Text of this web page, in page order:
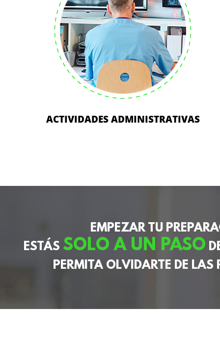
ACTIVIDADES ADMINISTRATIVAS
EMPEZAR TU
ESTÁS SOLO A UN PASO
PERMITA OLVIDARTE DE